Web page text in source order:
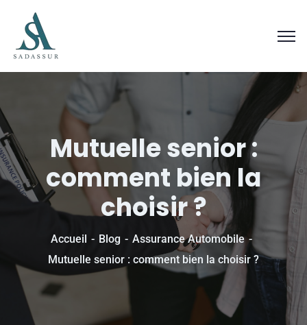
Mutuelle senior :
comment bien la
choisir ?
Accueil Blog
Assurance Automobile
Mutuelle senior : comment bien la choisir ?